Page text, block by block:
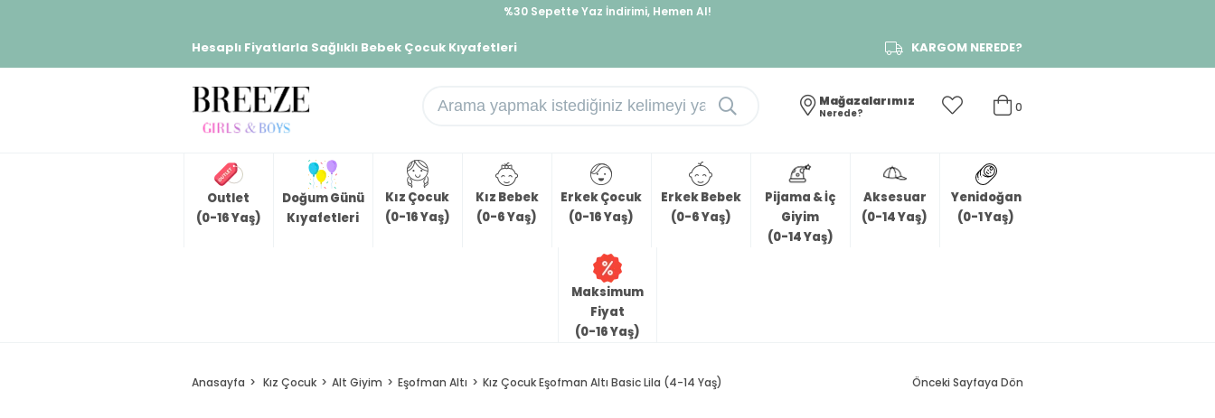
%30 Sepette Yaz İndirimi, Hemen Al!
Hesaplı Fiyatlarla Sağlıklı Bebek Çocuk Kıyafetleri KARGOM NEREDE?
0
Mağazalarımız
Nerede?
Outlet
(0-16 Yaş)
Doğum Günü
Kıyafetleri
Kız Çocuk
(0-16 Yaş)
Kız Bebek
(0-6 Yaş)
Erkek Çocuk
(0-16 Yaş)
Erkek Bebek
(0-6 Yaş)
Pijama & İç
Giyim
(0-14 Yaş)
Aksesuar
(0-14 Yaş)
Yenidoğan
(0-1 Yaş)
Maksimum
Fiyat
(0-16 Yaş)
Anasayfa Kız Çocuk Alt Giyim Eşofman Altı Kız Çocuk Eşofman Altı Basic Lila (4-14 Yaş) Önceki Sayfaya Dön